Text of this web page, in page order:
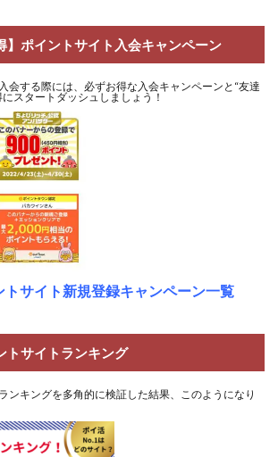
】ポイントサイト入会キャンペーン
会する際には、必ずお得な入会キャンペーンと“友達
スタートダッシュしましょう！
トサイト新規登録キャンペーン一覧
トサイトランキング
ンキングを多角的に検証した結果、このようになり